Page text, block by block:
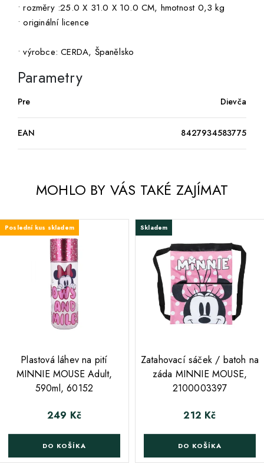
• rozměry :25.0 X 31.0 X 10.0 CM, hmotnost 0,3 kg
• originální licence
• výrobce: CERDA, Španělsko
Parametry
Pre Dievča
EAN 8427934583775
MOHLO BY VÁS TAKÉ ZAJÍMAT
Poslední kus skladem
Plastová láhev na pití
MINNIE MOUSE Adult,
590ml, 60152
Cena
249 Kč
DO KOŠÍKA
Skladem
Zatahovací sáček / batoh na
záda MINNIE MOUSE,
2100003397
Cena
212 Kč
DO KOŠÍKA